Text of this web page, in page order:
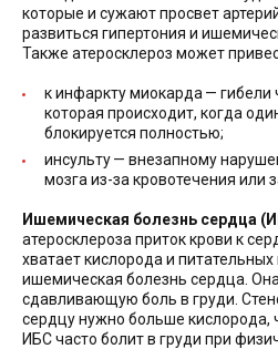
которые и сужают просвет
развиться гипертония и
Также атеросклероз может
к инфаркту миокарда —
которая происходит, когда
блокируется полностью;
инсульту — внезапному
мозга из-за кровотечения или
Ишемическая болезнь сердца
атеросклероза приток крови к
хватает кислорода и
ишемическая болезнь сердца.
сдавливающую боль в груди.
сердцу нужно больше кислорода,
ИБС часто болит в груди при